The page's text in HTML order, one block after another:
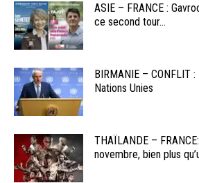
ASIE – FRANCE :
ce second tour...
BIRMANIE – CONFLIT
Nations Unies
THAÏLANDE –
novembre, bien plus